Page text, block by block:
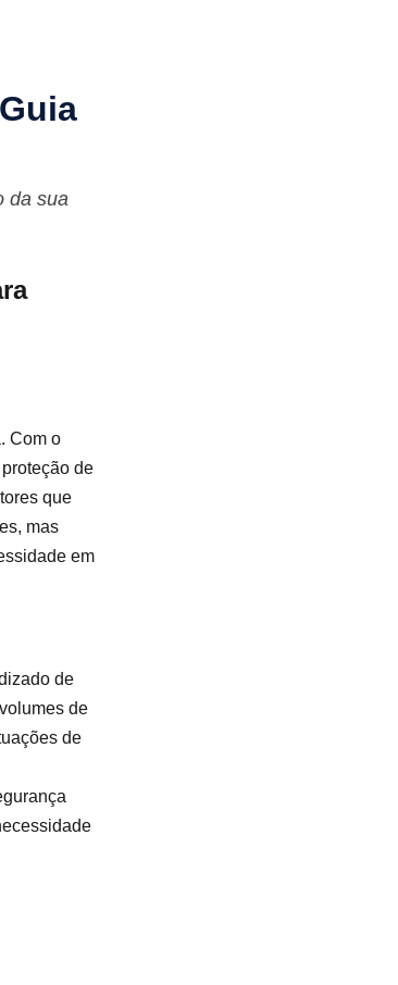
da sua
Com o
de
que
mas
em
de
de
de